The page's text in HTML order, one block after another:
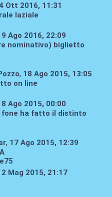
Ott 2016, 11:31
laziale
Ago 2016, 22:09
nominativo) biglietto
, 18 Ago 2015, 13:05
on line
Ago 2015, 00:00
fone ha fatto il distinto
, 17 Ago 2015, 12:39
Mag 2015, 21:17